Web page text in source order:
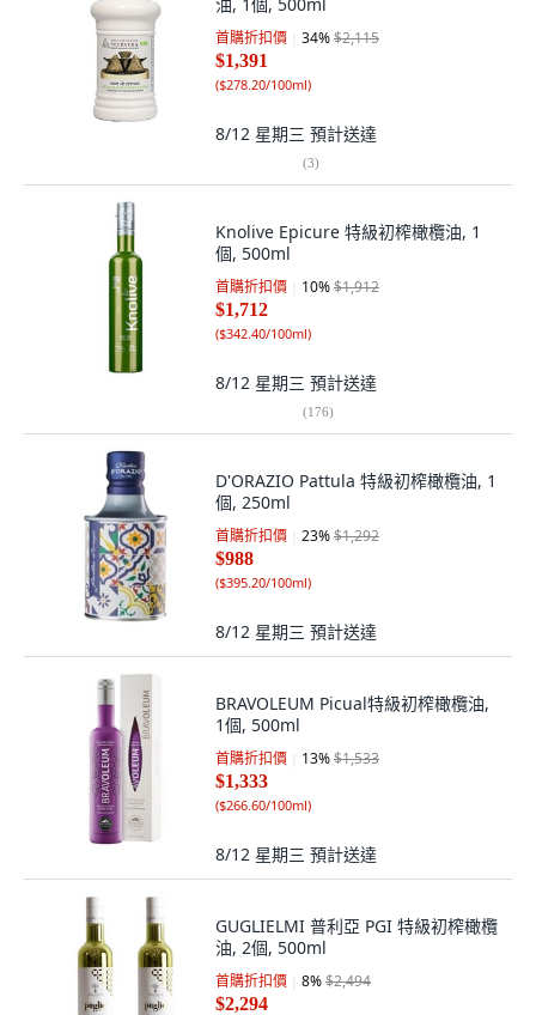
首購折扣價 34%$2,115
$1,391
($278.20/100ml)
8/12 星期三 預計送達
(3)
Knolive Epicure 特級初榨橄欖油, 1
個, 500ml
首購折扣價 10%$1,912
$1,712
($342.40/100ml)
8/12 星期三 預計送達
(176)
D'ORAZIO Pattula 特級初榨橄欖油, 1
個, 250ml
首購折扣價 23%$1,292
$988
($395.20/100ml)
8/12 星期三 預計送達
BRAVOLEUM Picual特級初榨橄欖油,
1個, 500ml
首購折扣價 13%$1,533
$1,333
($266.60/100ml)
8/12 星期三 預計送達
GUGLIELMI 普利亞 PGI 特級初榨橄欖
油, 2個, 500ml
首購折扣價 8%$2,494
$2,294